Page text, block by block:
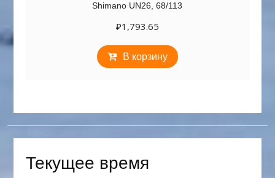
Shimano UN26, 68/113
₽1,793.65
В корзину
Текущее время